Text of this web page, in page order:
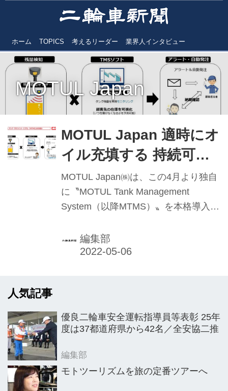
ホーム TOPICS 考えるリーダー 業界人インタビュー
MOTUL Japan
MOTUL Japan 適時にオ
イル充填する 持続可能
なサービス開始
MOTUL Japan㈱は、この4月より独自
に〝MOTUL Tank Management
System（以降MTMS）〟を本格導入し
く、日本総輸入元であるMOTUL
Japanが企画し、パートナー企業と形
編集部
人気記事
優良二輪車安全運転指導員等表彰 25年
度は37都道府県から42名／全安協二推
編集部
モトツーリズムを旅の定番ツアーへ